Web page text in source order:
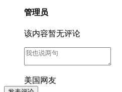
管理员
该内容暂无评论
美国网友